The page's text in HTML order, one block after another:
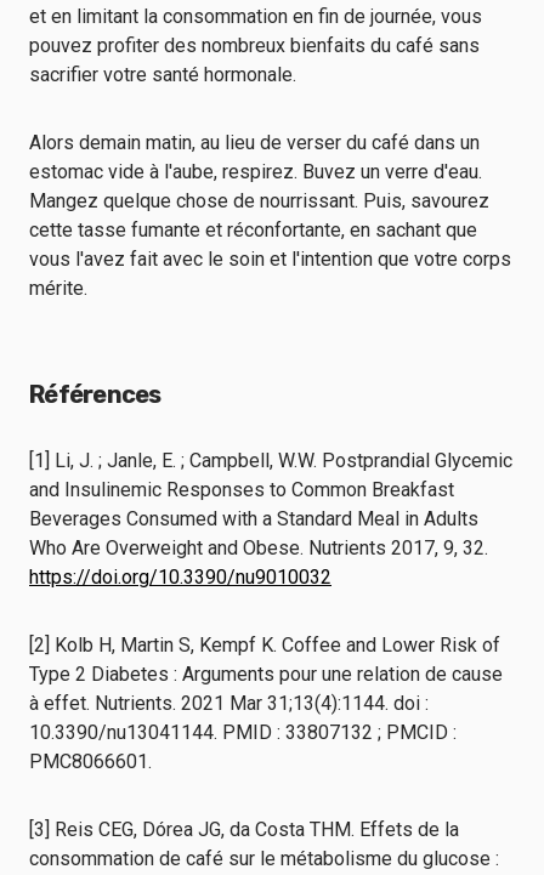
et en limitant la consommation en fin de journée, vous
pouvez profiter des nombreux bienfaits du café sans
sacrifier votre santé hormonale.
Alors demain matin, au lieu de verser du café dans un
estomac vide à l'aube, respirez. Buvez un verre d'eau.
Mangez quelque chose de nourrissant. Puis, savourez
cette tasse fumante et réconfortante, en sachant que
vous l'avez fait avec le soin et l'intention que votre corps
mérite.
Références
[1] Li, J. ; Janle, E. ; Campbell, W.W. Postprandial Glycemic
and Insulinemic Responses to Common Breakfast
Beverages Consumed with a Standard Meal in Adults
Who Are Overweight and Obese. Nutrients 2017, 9, 32.
https://doi.org/10.3390/nu9010032
[2] Kolb H, Martin S, Kempf K. Coffee and Lower Risk of
Type 2 Diabetes : Arguments pour une relation de cause
à effet. Nutrients. 2021 Mar 31;13(4):1144. doi :
10.3390/nu13041144. PMID : 33807132 ; PMCID :
PMC8066601.
[3] Reis CEG, Dórea JG, da Costa THM. Effets de la
consommation de café sur le métabolisme du glucose :